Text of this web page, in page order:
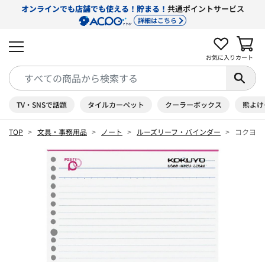
オンラインでも店舗でも使える！貯まる！ 共通ポイントサービス
詳細はこちら
お気に入り カート
TV・SNSで話題 タイルカーペット クーラーボックス 熊よ
TOP 文具・事務用品 ノート ルーズリーフ・バインダー コクヨ